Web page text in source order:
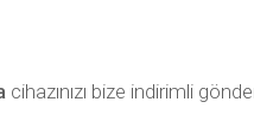
cihazınızı bize indirimli